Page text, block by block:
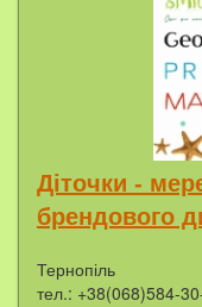
Діточки -
брендового
Тернопіль
тел.: +38(068)584-